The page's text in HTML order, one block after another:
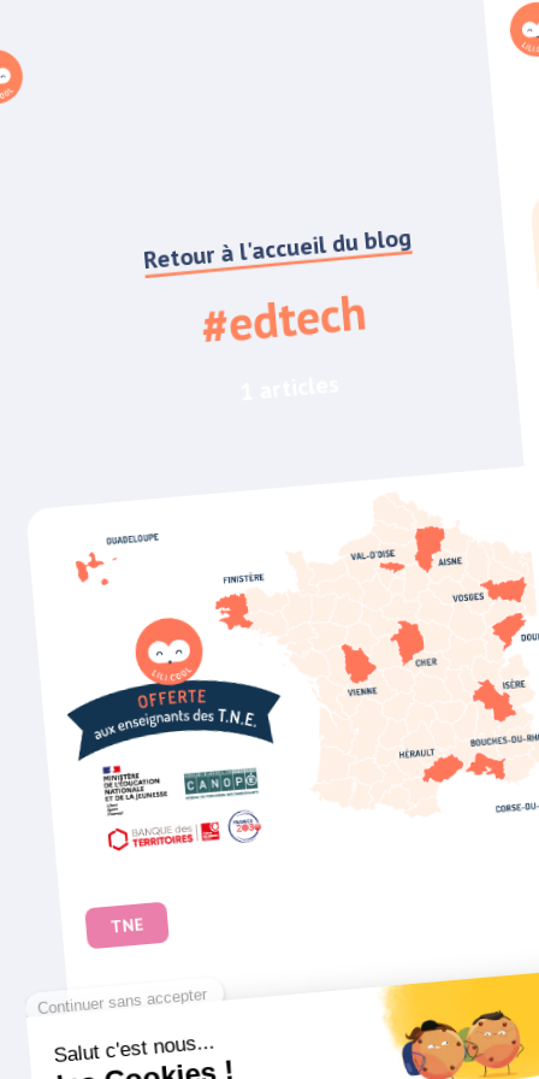
Retour à l'accueil du blog
#edtech
TNE
Ressources TNE : comment utiliser Lili
gratuitement ?
Parmi les ressources TNE sélectionnées,